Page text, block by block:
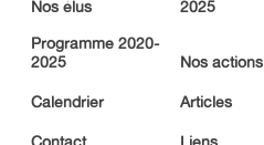
Nos élus
2025
Programme 2020-
2025
Nos actions
Calendrier Articles
Contact Liens